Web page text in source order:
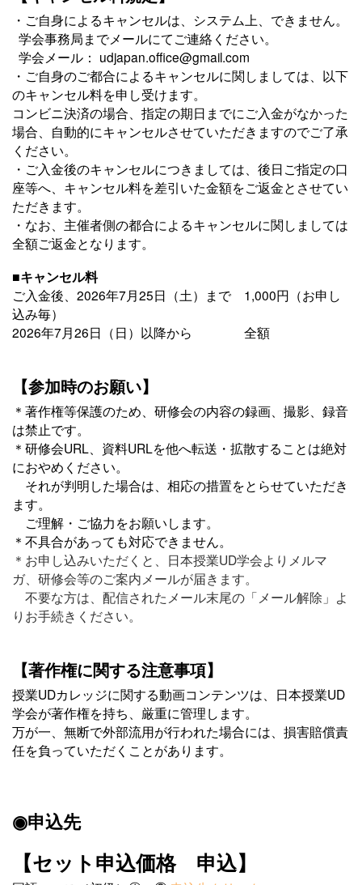
・ご自身によるキャンセルは、システム上、できません。
学会事務局までメールにてご連絡ください。
学会メール： udjapan.office@gmail.com
・ご自身のご都合によるキャンセルに関しましては、以下
のキャンセル料を申し受けます。
コンビニ決済の場合、指定の期日までにご入金がなかった
場合、自動的にキャンセルさせていただきますのでご了承
ください。
・ご入金後のキャンセルにつきましては、後日ご指定の口
座等へ、キャンセル料を差引いた金額をご返金とさせてい
ただきます。
・なお、主催者側の都合によるキャンセルに関しましては
全額ご返金となります。
■キャンセル料
ご入金後、2026年7月25日（土）まで 1,000円（お申し
込み毎）
2026年7月26日（日）以降から 全額
【参加時のお願い】
＊著作権等保護のため、研修会の内容の録画、撮影、録音
は禁止です。
＊研修会URL、資料URLを他へ転送・拡散することは絶対
におやめください。
それが判明した場合は、相応の措置をとらせていただき
ます。
ご理解・ご協力をお願いします。
＊不具合があっても対応できません。
＊お申し込みいただくと、日本授業UD学会よりメルマ
ガ、研修会等のご案内メールが届きます。
不要な方は、配信されたメール末尾の「メール解除」よ
りお手続きください。
【著作権に関する注意事項】
授業UDカレッジに関する動画コンテンツは、 日本授業UD
学会が著作権を持ち、厳重に管理します。
万が一、無断で外部流用が行われた場合には、 損害賠償責
任を負っていただくことがあります。
◉申込先
【セット申込価格 申込】